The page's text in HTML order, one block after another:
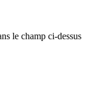
le champ ci-dessus